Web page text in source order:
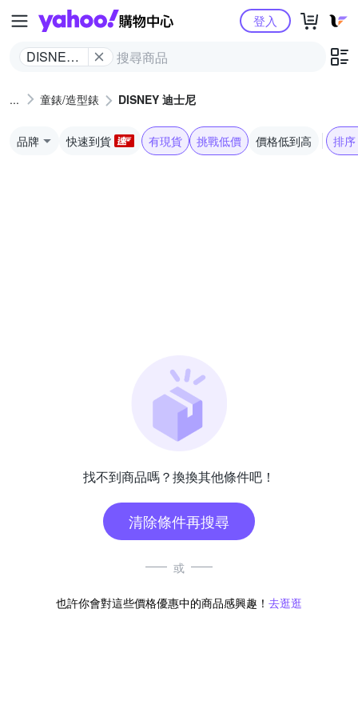
Yahoo購物中心
DISNEY
登入
童錶/造型錶 DISNEY 迪士尼
品牌 快速到貨 有現貨 挑戰低價 價格低到高 排序
找不到商品嗎？換換其他條件吧！
清除條件再搜尋
或
也許你會對這些價格優惠中的商品感興趣！ 去逛逛